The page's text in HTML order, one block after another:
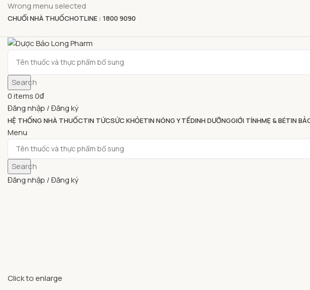
Wrong menu selected
CHUỔI NHÀ THUỐCHOTLINE : 1800 9090
Search
0items0₫
Đăng nhập / Đăng ký
HỆ THỐNG NHÀ THUỐCTIN TỨCSỨC KHỎETIN NÓNG Y TẾDINH DƯỠNGGIỚI TÍNHMẸ & BÉTIN
Menu
Search
Đăng nhập / Đăng ký
Click to enlarge